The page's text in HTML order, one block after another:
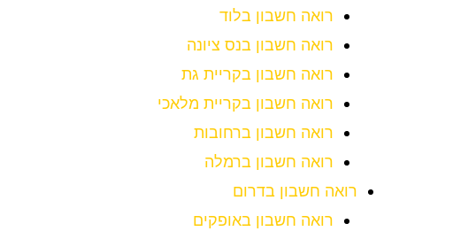
רואה חשבון בלוד
רואה חשבון בנס ציונה
רואה חשבון בקריית גת
רואה חשבון בקריית מלאכי
רואה חשבון ברחובות
רואה חשבון ברמלה
רואה חשבון בדרום
רואה חשבון באופקים